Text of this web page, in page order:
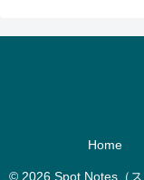
Home
© 2026 Spot Notes（